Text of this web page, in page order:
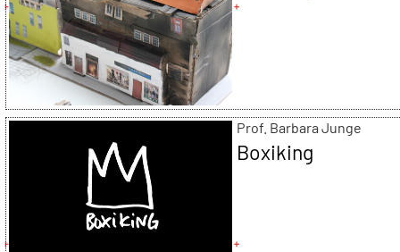
Prof. Barbara Junge
Boxiking